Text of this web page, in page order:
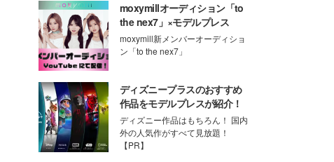
moxymillオーディション「to
the nex7」×モデルプレス
moxymill新メンバーオーディショ
ン「to the nex7」
ディズニープラスのおすすめ
作品をモデルプレスが紹介！
ディズニー作品はもちろん！ 国内
外の人気作がすべて見放題！
【PR】